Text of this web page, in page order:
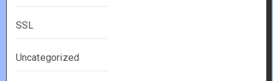
SSL
Uncategorized